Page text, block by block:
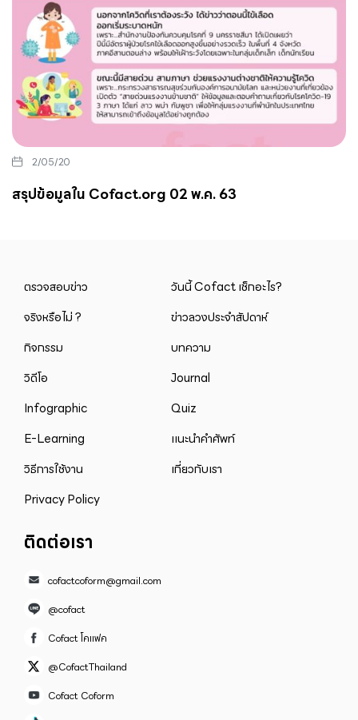
2/05/20
สรุปข้อมูลใน Cofact.org 02 พ.ค. 63
ตรวจสอบข่าว
วันนี้ Cofact เช็กอะไร?
จริงหรือไม่ ?
ข่าวลวงประจำสัปดาห์
กิจกรรม
บทความ
วิดีโอ
Journal
Infographic
Quiz
E-Learning
แนะนำคำศัพท์
วิธีการใช้งาน
เกี่ยวกับเรา
Privacy Policy
ติดต่อเรา
cofactcoform@gmail.com
@cofact
Cofact โคแฟค
@CofactThailand
Cofact Coform